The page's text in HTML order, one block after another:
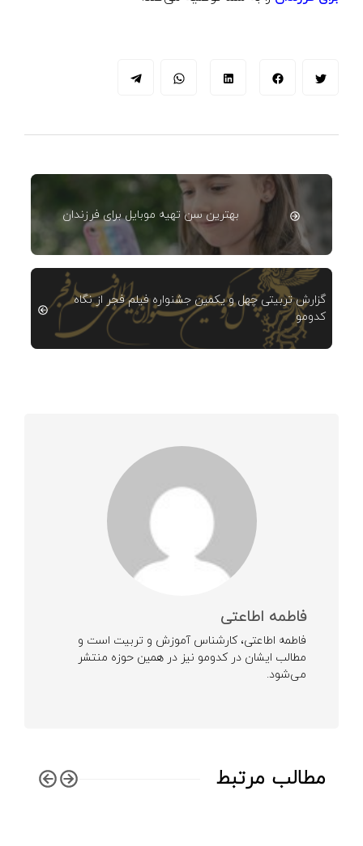
بهترین سن تهیه موبایل برای فرزندان
گزارش تربیتی چهل و یکمین جشنواره فیلم فجر از نگاه
کدومو
فاطمه اطاعتی
فاطمه اطاعتی، کارشناس آموزش و تربیت است و
مطالب ایشان در کدومو نیز در همین حوزه منتشر
می‌شود.
مطالب مرتبط